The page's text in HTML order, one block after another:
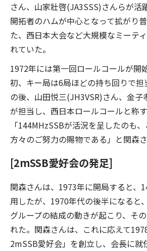
さん、山家壯啓(JA3SSS)さんらが活
開拓者のハムが中心となって拡がり
た、西日本大会など大規模なミーテ
れていた。
1972年には第一回ロールコールが開
初、キー局は6局ほどの持ち回りで
の後、山田悦三(JH3VSR)さん、金
が担当し、西日本ロールコールと称
「144MHzSSBが活況を呈したのも
方々のご努力の賜物である」と関森さ
[2mSSB愛好会の発足]
関森さんは、1973年に開局すると、
用したが、1970年代の後半になると
グループの結成の動きが起こり、そ
れた。関森さんは、これに応えて
2mSSB愛好会」を創立し、会長に就